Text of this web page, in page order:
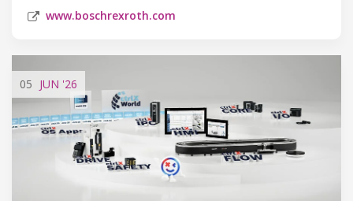
www.boschrexroth.com
05 JUN '26